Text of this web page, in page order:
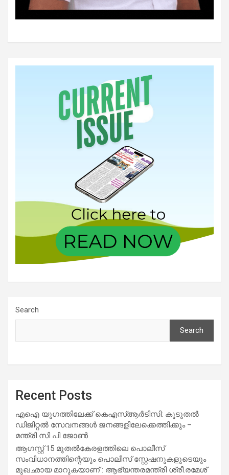
Search
Search
Recent Posts
എഐ യുഗത്തിലേക്ക് കെഎസ്ആർടിസി: കൂടുതൽ
ഡിജിറ്റൽ സേവനങ്ങൾ ജനങ്ങളിലേക്കെത്തിക്കും –
മന്ത്രി സി പി ജോൺ
ആഗസ്റ്റ് 15 മുതല്‍കേരളത്തിലെ പൊലീസ്
സംവിധാനത്തിന്റെയും പൊലീസ് സ്റ്റേഷനുകളുടെയും
മുഖഛായ മാറുകയാണ് : ആഭ്യന്തരമന്ത്രി ശ്രീ.രമേശ്